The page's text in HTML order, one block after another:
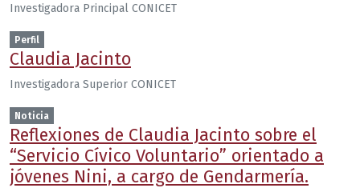
Investigadora Principal CONICET
Perfil
Claudia Jacinto
Investigadora Superior CONICET
Noticia
Reflexiones de Claudia Jacinto sobre el
“Servicio Cívico Voluntario” orientado a
jóvenes Nini, a cargo de Gendarmería.